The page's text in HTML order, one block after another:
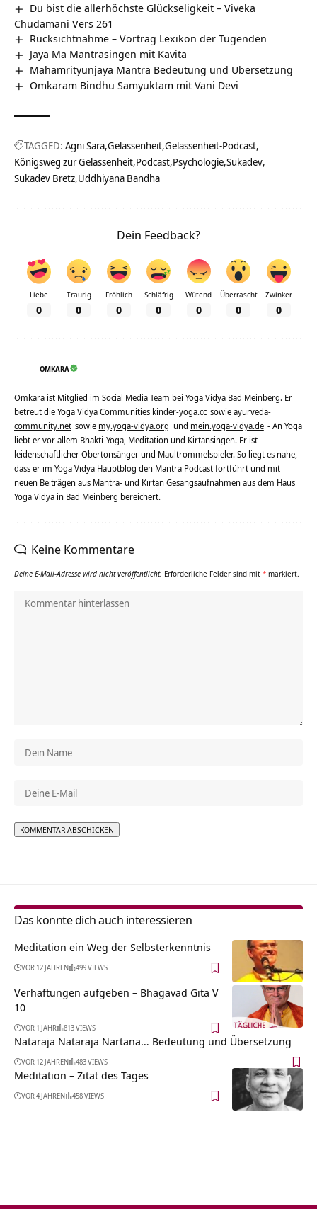
Du bist die allerhöchste Glückseligkeit – Viveka
Chudamani Vers 261
Rücksichtnahme – Vortrag Lexikon der Tugenden
Jaya Ma Mantrasingen mit Kavita
Mahamrityunjaya Mantra Bedeutung und Übersetzung
Omkaram Bindhu Samyuktam mit Vani Devi
TAGGED: Agni Sara Gelassenheit Gelassenheit-Podcast
Königsweg zur Gelassenheit Podcast Psychologie Sukadev
Sukadev Bretz Uddhiyana Bandha
Dein Feedback?
Liebe
0
Traurig
0
Fröhlich
0
Schläfrig
0
Wütend
0
Überrascht
0
Zwinker
0
OMKARA
Omkara ist Mitglied im Social Media Team bei Yoga Vidya Bad Meinberg. Er
betreut die Yoga Vidya Communities kinder-yoga.cc sowieayurveda-
community.net sowie my.yoga-vidya.org und mein.yoga-vidya.de - An Yoga
liebt er vor allem Bhakti-Yoga, Meditation und Kirtansingen. Er ist
leidenschaftlicher Obertonsänger und Maultrommelspieler. So liegt es nahe,
dass er im Yoga Vidya Hauptblog den Mantra Podcast fortführt und mit
neuen Beiträgen aus Mantra- und Kirtan Gesangsaufnahmen aus dem Haus
Yoga Vidya in Bad Meinberg bereichert.
Keine Kommentare
Deine E-Mail-Adresse wird nicht veröffentlicht. Erforderliche Felder sind mit * markiert.
Das könnte dich auch interessieren
Meditation ein Weg der Selbsterkenntnis
VOR 12 JAHREN 499 VIEWS
Verhaftungen aufgeben – Bhagavad Gita V
10
VOR 1 JAHR 813 VIEWS
Nataraja Nataraja Nartana… Bedeutung und Übersetzung
VOR 12 JAHREN 483 VIEWS
Meditation – Zitat des Tages
VOR 4 JAHREN 458 VIEWS